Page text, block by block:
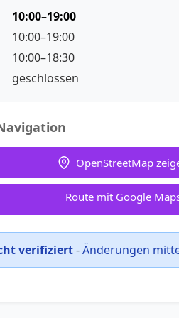
10:00–19:00
10:00–19:00
10:00–18:30
geschlossen
OpenStreetMap
Route mit Google
verifiziert-Änderungen